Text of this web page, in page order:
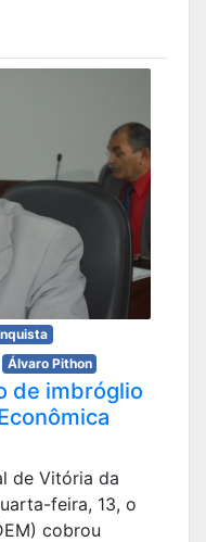
Álvaro Pithon
de imbróglio
de Vitória da
feira, 13, o
cobrou